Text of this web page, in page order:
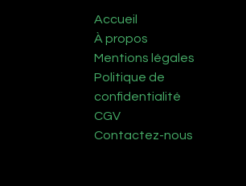
Accueil
À propos
Mentions légales
Politique de
confidentialité
CGV
Contactez-nous